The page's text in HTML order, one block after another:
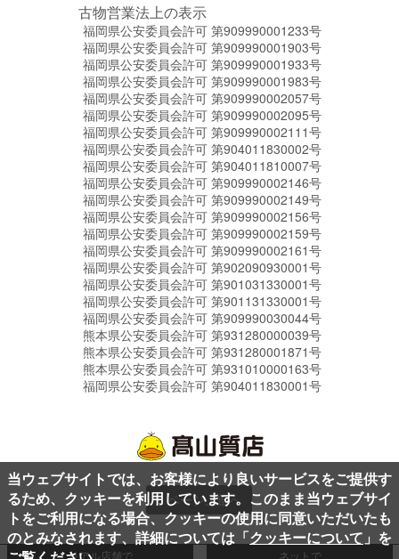
古物営業法上の表示
福岡県公安委員会許可 第909990001233号
福岡県公安委員会許可 第909990001903号
福岡県公安委員会許可 第909990001933号
福岡県公安委員会許可 第909990001983号
福岡県公安委員会許可 第909990002057号
福岡県公安委員会許可 第909990002095号
福岡県公安委員会許可 第909990002111号
福岡県公安委員会許可 第904011830002号
福岡県公安委員会許可 第904011810007号
福岡県公安委員会許可 第909990002146号
福岡県公安委員会許可 第909990002149号
福岡県公安委員会許可 第909990002156号
福岡県公安委員会許可 第909990002159号
福岡県公安委員会許可 第909990002161号
福岡県公安委員会許可 第902090930001号
福岡県公安委員会許可 第901031330001号
福岡県公安委員会許可 第901131330001号
福岡県公安委員会許可 第909990030044号
熊本県公安委員会許可 第931280000039号
熊本県公安委員会許可 第931280001871号
熊本県公安委員会許可 第931010000163号
福岡県公安委員会許可 第904011830001号
ページ上部へ
リアル店舗で ネットで
当ウェブサイトでは、お客様により良いサービスをご提供す
るため、クッキーを利用しています。このまま当ウェブサイ
トをご利用になる場合、クッキーの使用に同意いただいたも
のとみなされます、詳細については「クッキーについて 」を